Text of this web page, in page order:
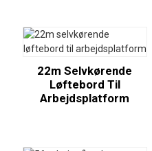
22m Selvkørende
Løftebord Til
Arbejdsplatform